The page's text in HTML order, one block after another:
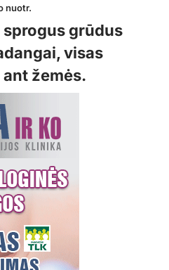
nuotr.
grūdus
visas
žemės.